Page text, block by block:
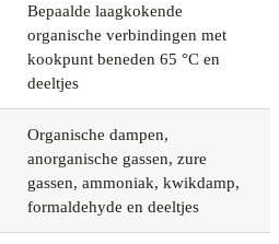
Bepaalde laagkokende
organische verbindingen met
kookpunt beneden 65 °C en
deeltjes
Organische dampen,
anorganische gassen, zure
gassen, ammoniak, kwikdamp,
formaldehyde en deeltjes